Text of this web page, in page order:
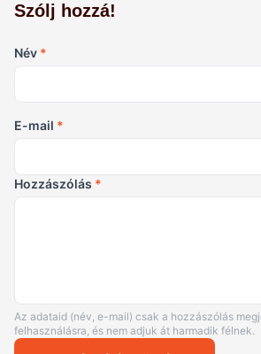
Szólj hozzá!
Név *
E-mail *
Hozzászólás *
Az adataid (név, e-mail) csak a hozzászólás
felhasználásra, és nem adjuk át harmadik félnek.